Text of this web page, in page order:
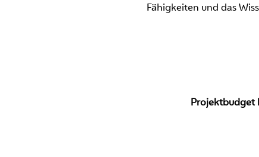
Fähigkeiten und das
Projektbudget